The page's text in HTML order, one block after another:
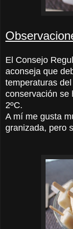
El Consejo
aconseja que
temperaturas
conservación se
2ºC.
A mí me gusta
granizada, pero